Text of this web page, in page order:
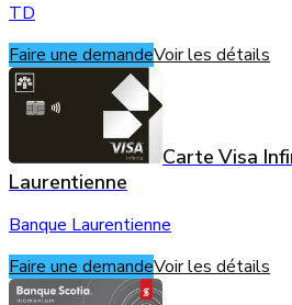
TD
Faire une demandeVoir les détails
Carte Visa
Laurentienne
Banque Laurentienne
Faire une demandeVoir les détails